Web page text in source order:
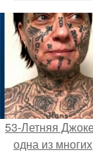
53-Летняя
одна из многих